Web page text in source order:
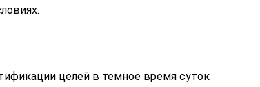
целей в темное время суток